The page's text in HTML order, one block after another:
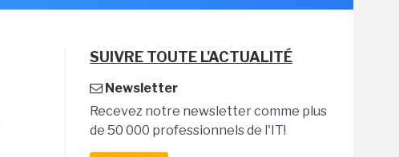
SUIVRE TOUTE L'ACTUALITÉ
Newsletter
Recevez notre newsletter comme plus
de 50 000 professionnels de l'IT!